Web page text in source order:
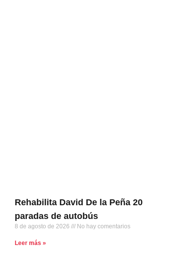
Rehabilita David De la Peña 20
paradas de autobús
8 de agosto de 2026 No hay comentarios
Leer más »